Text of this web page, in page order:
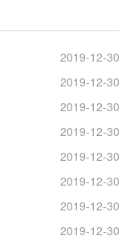
2019-12-30
2019-12-30
2019-12-30
2019-12-30
2019-12-30
2019-12-30
2019-12-30
2019-12-30